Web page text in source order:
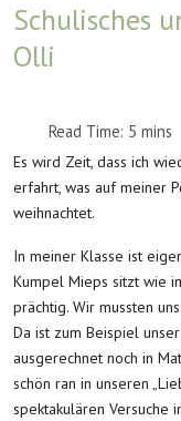
Schulisches
Olli
Read Time: 5 mins
Es wird Zeit, dass ich
erfahrt, was auf meiner
weihnachtet.
In meiner Klasse ist
Kumpel Mieps sitzt wie
prächtig. Wir mussten
Da ist zum Beispiel
ausgerechnet noch in
schön ran in unseren
spektakulären Versuche